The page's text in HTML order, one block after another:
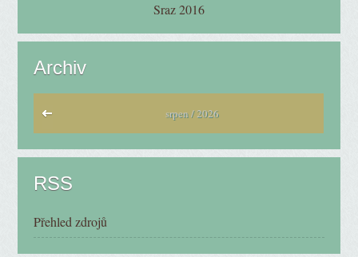
Sraz 2016
Archiv
srpen / 2026
RSS
Přehled zdrojů